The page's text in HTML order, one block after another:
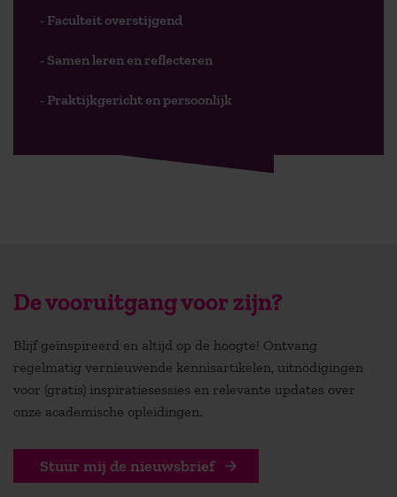
- Faculteit overstijgend
- Samen leren en reflecteren
- Praktijkgericht en persoonlijk
De vooruitgang voor zijn?
Blijf geïnspireerd en altijd op de hoogte! Ontvang
regelmatig vernieuwende kennisartikelen, uitnodigingen
voor (gratis) inspiratiesessies en relevante updates over
onze academische opleidingen.
Stuur mij de nieuwsbrief